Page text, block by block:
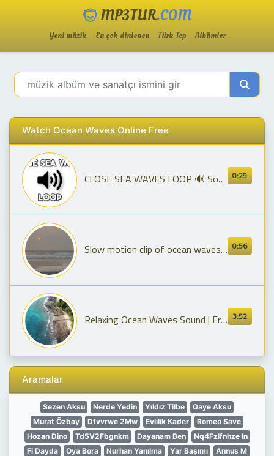
MP3TUR.COM
Yeni müzik En çok dinlenen Türk Top Albümler
Watch Ocean Waves Online Free
0:29
CLOSE SEA WAVES LOOP 🔊 Sound Effects Online 🔊 FREE Nature Music 🔊 MP3 Audio
0:56
Slow motion clip of ocean waves at sunset | Free HD Video - no copyright
3:52
Relaxing Ocean Waves Sound | Free Music [Royalty Free No Copyright]
Aramalar
Sezen Aksu Nerde Yedin Yıldız Tilbe
Gaye Aksu
Murat Özbay
Dfvvrwe 2Mw Evlilik Kader
Romeo Save
Hozan Dino
Td5V2Fbgnkm Dayanam Ben
Nq4Fzlfnhze In
Fi Dayda
Oya Bora Nurhan Yanılma Yar Başımı
Annus M